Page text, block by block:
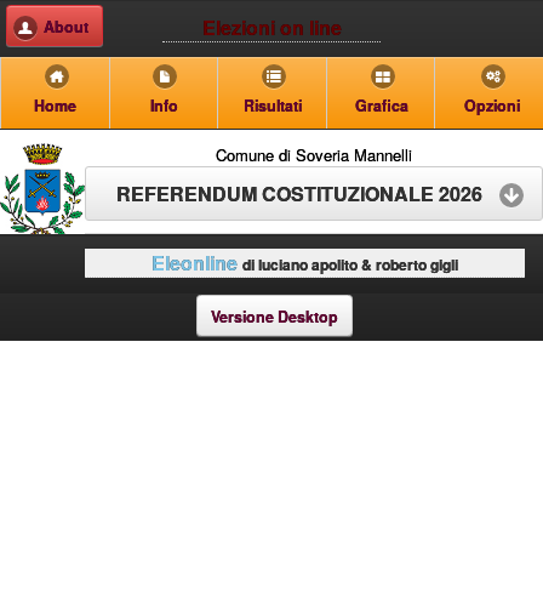
Elezioni on line
About
Home Info Risultati Grafica Opzioni
Comune di Soveria Mannelli
REFERENDUM COSTITUZIONALE 2026
Eleonline di luciano apolito & roberto gigli
Versione Desktop